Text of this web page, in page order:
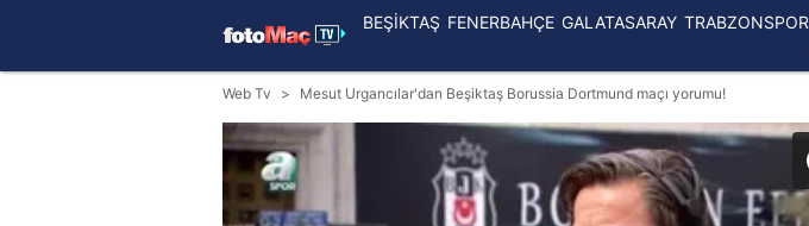
BEŞİKTAŞ FENERBAHÇE GALATASARAY TRABZONSPOR
Web Tv Mesut Urgancılar'dan Beşiktaş Borussia Dortmund maçı yorumu!